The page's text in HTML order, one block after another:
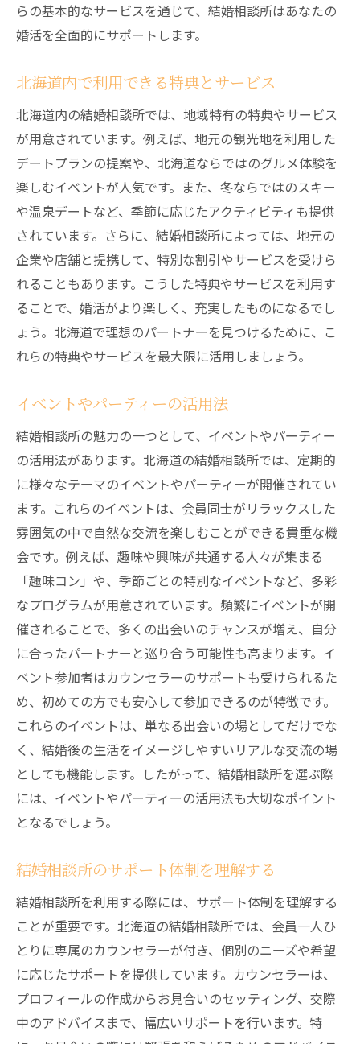
らの基本的なサービスを通じて、結婚相談所はあなたの
婚活を全面的にサポートします。
北海道内で利用できる特典とサービス
北海道内の結婚相談所では、地域特有の特典やサービス
が用意されています。例えば、地元の観光地を利用した
デートプランの提案や、北海道ならではのグルメ体験を
楽しむイベントが人気です。また、冬ならではのスキー
や温泉デートなど、季節に応じたアクティビティも提供
されています。さらに、結婚相談所によっては、地元の
企業や店舗と提携して、特別な割引やサービスを受けら
れることもあります。こうした特典やサービスを利用す
ることで、婚活がより楽しく、充実したものになるでし
ょう。北海道で理想のパートナーを見つけるために、こ
れらの特典やサービスを最大限に活用しましょう。
イベントやパーティーの活用法
結婚相談所の魅力の一つとして、イベントやパーティー
の活用法があります。北海道の結婚相談所では、定期的
に様々なテーマのイベントやパーティーが開催されてい
ます。これらのイベントは、会員同士がリラックスした
雰囲気の中で自然な交流を楽しむことができる貴重な機
会です。例えば、趣味や興味が共通する人々が集まる
「趣味コン」や、季節ごとの特別なイベントなど、多彩
なプログラムが用意されています。頻繁にイベントが開
催されることで、多くの出会いのチャンスが増え、自分
に合ったパートナーと巡り合う可能性も高まります。イ
ベント参加者はカウンセラーのサポートも受けられるた
め、初めての方でも安心して参加できるのが特徴です。
これらのイベントは、単なる出会いの場としてだけでな
く、結婚後の生活をイメージしやすいリアルな交流の場
としても機能します。したがって、結婚相談所を選ぶ際
には、イベントやパーティーの活用法も大切なポイント
となるでしょう。
結婚相談所のサポート体制を理解する
結婚相談所を利用する際には、サポート体制を理解する
ことが重要です。北海道の結婚相談所では、会員一人ひ
とりに専属のカウンセラーが付き、個別のニーズや希望
に応じたサポートを提供しています。カウンセラーは、
プロフィールの作成からお見合いのセッティング、交際
中のアドバイスまで、幅広いサポートを行います。特